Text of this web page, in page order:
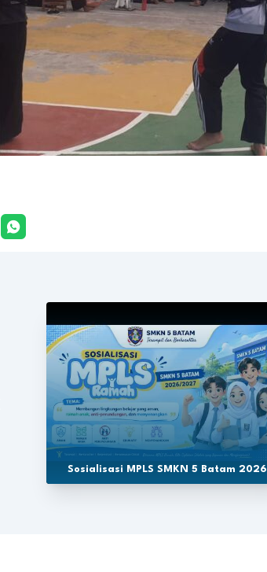
Sosialisasi MPLS SMKN 5 Batam 2026